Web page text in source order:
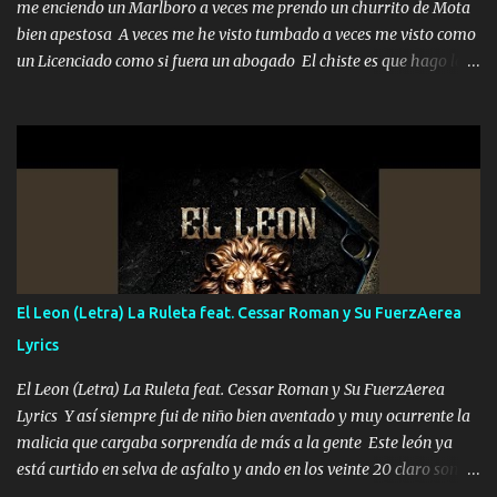
me enciendo un Marlboro a veces me prendo un churrito de Mota
bien apestosa A veces me he visto tumbado a veces me visto como
un Licenciado como si fuera un abogado El chiste es que hago lo
corriente no quieren verte subir de level trucha mis plebes Música
A veces me pongo un sombrero a veces me ven la cachucha de lado
con la mirada siempre en alto A veces me fajó una super o a veces
me fajó una Glock siempre armado todas las generaciones yo
traigo El chiste es que hago lo que quiero pues así soy me mandó
yo tengo el control a todos yo les paro el dedo soy hocicon un
malcriado un malandrón Que Les importa no saben nada falsas
las risas las que me miran hay gente corriente no quieren ve...
El Leon (Letra) La Ruleta feat. Cessar Roman y Su FuerzAerea
Lyrics
El Leon (Letra) La Ruleta feat. Cessar Roman y Su FuerzAerea
Lyrics Y así siempre fui de niño bien aventado y muy ocurrente la
malicia que cargaba sorprendía de más a la gente Este león ya
está curtido en selva de asfalto y ando en los veinte 20 claro son